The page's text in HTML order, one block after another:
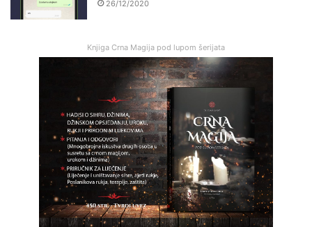
26/12/2020
Knjiga Crna Magija pod lupom šerijata